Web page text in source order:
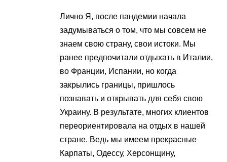
Лично Я, после пандемии начала
задумываться о том, что мы совсем не
знаем свою страну, свои истоки. Мы
ранее предпочитали отдыхать в Италии,
во Франции, Испании, но когда
закрылись границы, пришлось
познавать и открывать для себя свою
Украину. В результате, многих клиентов
переориентировала на отдых в нашей
стране. Ведь мы имеем прекрасные
Карпаты, Одессу, Херсонщину,